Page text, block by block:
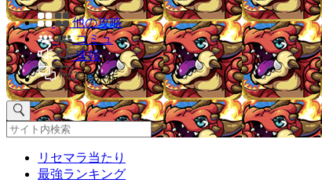
他の攻略
コミュ
速報
掲示板
リセマラ当たり
最強ランキング